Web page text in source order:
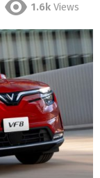
1.6k Views